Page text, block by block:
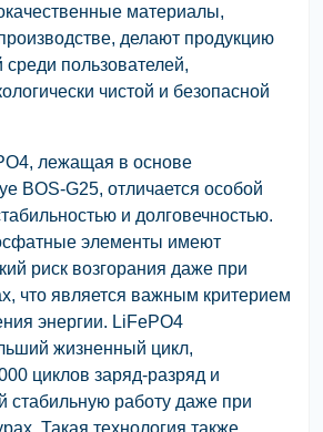
материалы,
делают продукцию
пользователей,
чистой и безопасной
лежащая в основе
BOS-G25, отличается особой
и долговечностью.
элементы имеют
риск возгорания даже при
что является важным критерием
энергии. LiFePO4
жизненный цикл,
циклов заряд-разряд и
работу даже при
Такая технология также